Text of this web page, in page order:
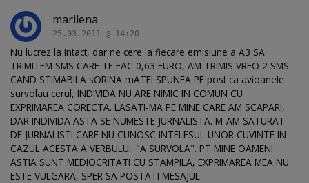
marilena
25.03.2011 @ 14:20
Nu lucrez la Intact, dar ne cere la fiecare emisiune a A3 SA
TRIMITEM SMS CARE TE FAC 0,63 EURO, AM TRIMIS VREO 2 SMS
CAND STIMABILA sORINA mATEI SPUNEA PE post ca avioanele
survolau cerul, INDIVIDA NU ARE NIMIC IN COMUN CU
EXPRIMAREA CORECTA. LASATI-MA PE MINE CARE AM SCAPARI,
DAR INDIVIDA ASTA SE NUMESTE JURNALISTA. M-AM SATURAT
DE JURNALISTI CARE NU CUNOSC INTELESUL UNOR CUVINTE IN
CAZUL ACESTA A VERBULUI: "A SURVOLA". PT MINE OAMENI
ASTIA SUNT MEDIOCRITATI CU STAMPILA, EXPRIMAREA MEA NU
ESTE VULGARA, SPER SA POSTATI MESAJUL